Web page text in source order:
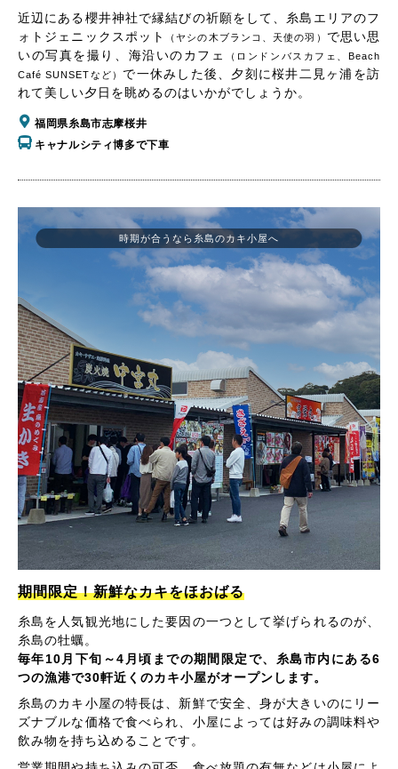
近辺にある櫻井神社で縁結びの祈願をして、糸島エリアのフ
ォトジェニックスポット
（ヤシの木ブランコ、天使の羽）
で思い思
いの写真を撮り、海沿いのカフェ
（ロンドンバスカフェ、Beach
Café SUNSETなど） で一休みした後、夕刻に桜井二見ヶ浦を訪
れて美しい夕日を眺めるのはいかがでしょうか。
福岡県糸島市志摩桜井
キャナルシティ博多で下車
期間限定！新鮮なカキをほおばる
糸島を人気観光地にした要因の一つとして挙げられるのが、
糸島の牡蠣。
毎年10月下旬～4月頃までの期間限定で、糸島市内にある6
つの漁港で30軒近くのカキ小屋がオープンします。
糸島のカキ小屋の特長は、新鮮で安全、身が大きいのにリー
ズナブルな価格で食べられ、小屋によっては好みの調味料や
飲み物を持ち込めることです。
時期が合うなら糸島のカキ小屋へ